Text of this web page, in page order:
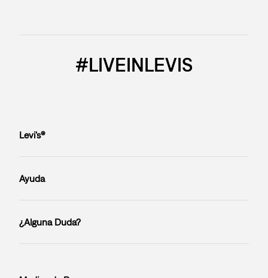
#LIVEINLEVIS
Levi’s®
Ayuda
¿Alguna Duda?